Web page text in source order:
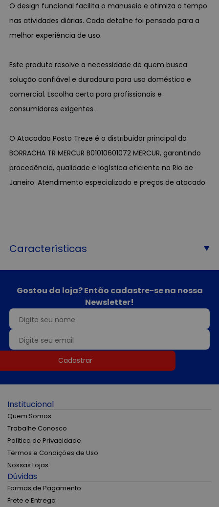
O design funcional facilita o manuseio e otimiza o tempo
nas atividades diárias. Cada detalhe foi pensado para a
melhor experiência de uso.
Este produto resolve a necessidade de quem busca
solução confiável e duradoura para uso doméstico e
comercial. Escolha certa para profissionais e
consumidores exigentes.
O Atacadão Posto Treze é o distribuidor principal do
BORRACHA TR MERCUR B01010601072 MERCUR, garantindo
procedência, qualidade e logística eficiente no Rio de
Janeiro. Atendimento especializado e preços de atacado.
Características
Gostou da loja? Então cadastre-se na nossa
Newsletter!
Cadastrar
Institucional
Quem Somos
Trabalhe Conosco
Política de Privacidade
Termos e Condições de Uso
Nossas Lojas
Dúvidas
Formas de Pagamento
Frete e Entrega